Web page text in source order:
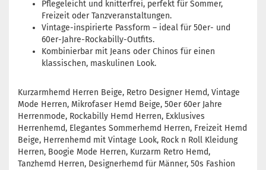
Pflegeleicht und knitterfrei, perfekt für Sommer,
Freizeit oder Tanzveranstaltungen.
Vintage-inspirierte Passform – ideal für 50er- und
60er-Jahre-Rockabilly-Outfits.
Kombinierbar mit Jeans oder Chinos für einen
klassischen, maskulinen Look.
Kurzarmhemd Herren Beige, Retro Designer Hemd, Vintage
Mode Herren, Mikrofaser Hemd Beige, 50er 60er Jahre
Herrenmode, Rockabilly Hemd Herren, Exklusives
Herrenhemd, Elegantes Sommerhemd Herren, Freizeit Hemd
Beige, Herrenhemd mit Vintage Look, Rock n Roll Kleidung
Herren, Boogie Mode Herren, Kurzarm Retro Hemd,
Tanzhemd Herren, Designerhemd für Männer, 50s Fashion